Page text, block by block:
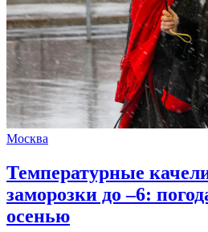
Москва
Температурные
заморозки до –6:
осенью